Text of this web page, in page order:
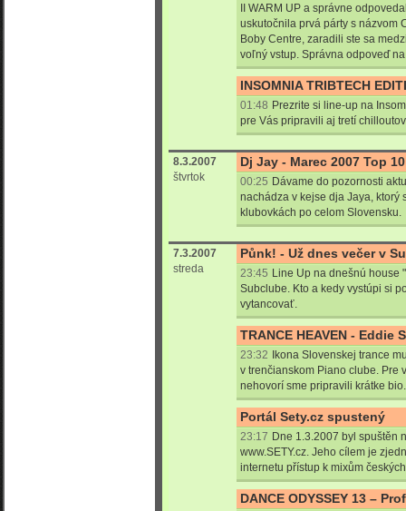
II WARM UP a správne
uskutočnila prvá párty s názvom
Boby Centre, zaradili ste sa
voľný vstup. Správna odpoveď
INSOMNIA TRIBTECH
01:48 Prezrite si line-up na
pre Vás pripravili aj tretí
8.3.2007
štvrtok
Dj Jay - Marec 2007 Top 10
00:25 Dávame do pozornosti
nachádza v kejse dja Jaya, ktorý
klubovkách po celom Slovensku.
7.3.2007
streda
Půnk! - Už dnes večer v
23:45 Line Up na dnešnú house
Subclube. Kto a kedy vystúpi si
vytancovať.
TRANCE HEAVEN - Eddie
23:32
Ikona Slovenskej trance
v trenčianskom Piano clube. Pre
nehovorí sme pripravili krátke
Portál Sety.cz spustený
23:17 Dne 1.3.2007 byl spuštěn
www.SETY.cz. Jeho cílem je
internetu přístup k mixům
DANCE ODYSSEY 13 –